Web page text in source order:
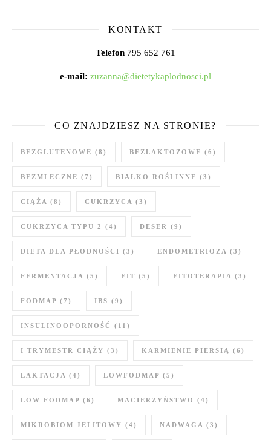
KONTAKT
Telefon 795 652 761
e-mail: zuzanna@dietetykaplodnosci.pl
CO ZNAJDZIESZ NA STRONIE?
BEZGLUTENOWE (8) BEZLAKTOZOWE (6)
BEZMLECZNE (7) BIAŁKO ROŚLINNE (3)
CIĄŻA (8) CUKRZYCA (3)
CUKRZYCA TYPU 2 (4) DESER (9)
DIETA DLA PŁODNOŚCI (3) ENDOMETRIOZA (3)
FERMENTACJA (5) FIT (5) FITOTERAPIA (3)
FODMAP (7) IBS (9)
INSULINOOPORNOŚĆ (11)
I TRYMESTR CIĄŻY (3) KARMIENIE PIERSIĄ (6)
LAKTACJA (4) LOWFODMAP (5)
LOW FODMAP (6) MACIERZYŃSTWO (4)
MIKROBIOM JELITOWY (4) NADWAGA (3)